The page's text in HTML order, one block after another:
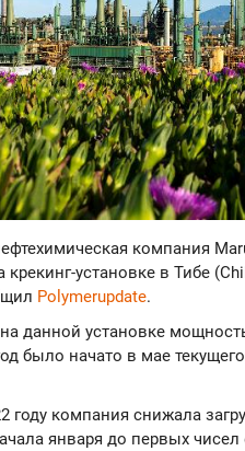
компания
крекинг-установке в Тибе
Polymerupdate.
данной установке
было начато в мае
году компания снижала
января до первых